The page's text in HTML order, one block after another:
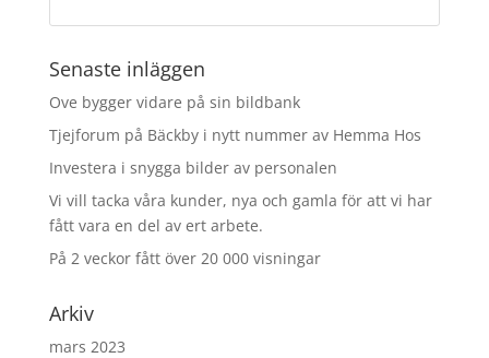
Senaste inläggen
Ove bygger vidare på sin bildbank
Tjejforum på Bäckby i nytt nummer av Hemma Hos
Investera i snygga bilder av personalen
Vi vill tacka våra kunder, nya och gamla för att vi har
fått vara en del av ert arbete.
På 2 veckor fått över 20 000 visningar
Arkiv
mars 2023